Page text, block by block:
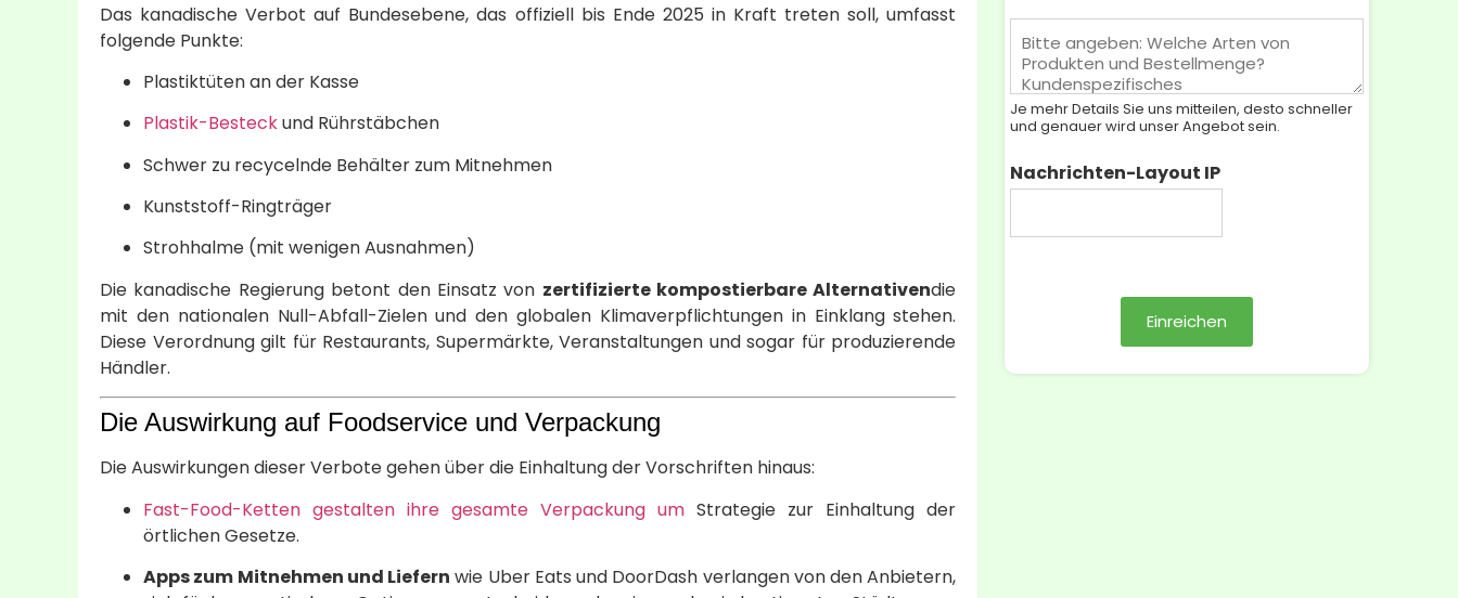
Das kanadische Verbot auf Bundesebene, das offiziell bis Ende 2025 in Kraft treten soll, umfasst
folgende Punkte:
Plastiktüten an der Kasse
Plastik-Besteckund Rührstäbchen
Schwer zu recycelnde Behälter zum Mitnehmen
Kunststoff-Ringträger
Strohhalme (mit wenigen Ausnahmen)
Die kanadische Regierung betont den Einsatz von zertifizierte kompostierbare Alternativendie
mit den nationalen Null-Abfall-Zielen und den globalen Klimaverpflichtungen in Einklang stehen.
Diese Verordnung gilt für Restaurants, Supermärkte, Veranstaltungen und sogar für produzierende
Händler.
Die Auswirkung auf Foodservice und Verpackung
Die Auswirkungen dieser Verbote gehen über die Einhaltung der Vorschriften hinaus:
Fast-Food-Ketten gestalten ihre gesamte Verpackung um Strategie zur Einhaltung der
örtlichen Gesetze.
Apps zum Mitnehmen und Liefern wie Uber Eats und DoorDash verlangen von den Anbietern,
s
t
e
l
*
k
t
k
a
t
g
i
*
N
a
h
r
i
h
Je mehr Details Sie uns mitteilen, desto schneller
und genauer wird unser Angebot sein.
Nachrichten-Layout IP
Einreichen